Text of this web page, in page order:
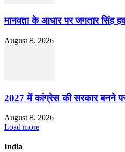
मानवता के आधार पर जगतार सिंह
August 8, 2026
2027 में कांग्रेस की सरकार बनने
August 8, 2026
Load more
India